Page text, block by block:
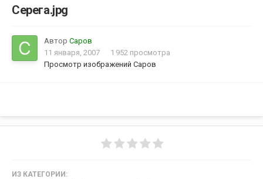
Серега.jpg
Автор Саров
11 января, 2007
1 952 просмотра
Просмотр изображений Саров
ИЗ КАТЕГОРИИ: